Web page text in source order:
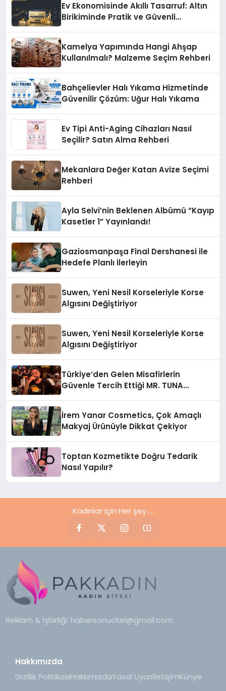
Ev Ekonomisinde Akıllı Tasarruf: Altın
Birikiminde Pratik ve Güvenli
Kamelya Yapımında Hangi Ahşap
Kullanılmalı? Malzeme Seçim Rehberi
Bahçelievler Halı Yıkama Hizmetinde
Güvenilir Çözüm: Uğur Halı Yıkama
Ev Tipi Anti-Aging Cihazları Nasıl
Seçilir? Satın Alma Rehberi
Mekanlara Değer Katan Avize Seçimi
Rehberi
Ayla Selvi’nin Beklenen Albümü “Kayıp
Kasetler 1” Yayınlandı!
Gaziosmanpaşa Final Dershanesi ile
Hedefe Planlı İlerleyin
Suwen, Yeni Nesil Korseleriyle Korse
Algısını Değiştiriyor
Suwen, Yeni Nesil Korseleriyle Korse
Algısını Değiştiriyor
Türkiye’den Gelen Misafirlerin
Güvenle Tercih Ettiği MR. TUNA
İrem Yanar Cosmetics, Çok Amaçlı
Makyaj Ürünüyle Dikkat Çekiyor
Toptan Kozmetikte Doğru Tedarik
Nasıl Yapılır?
Kadınlar için Her şey.....
Reklam & İşbirliği: habersonuclari@gmail.com
Hakkımızda
Gizlilik PolitikasıHakkımızdaYasal UyarıİletişimKünye